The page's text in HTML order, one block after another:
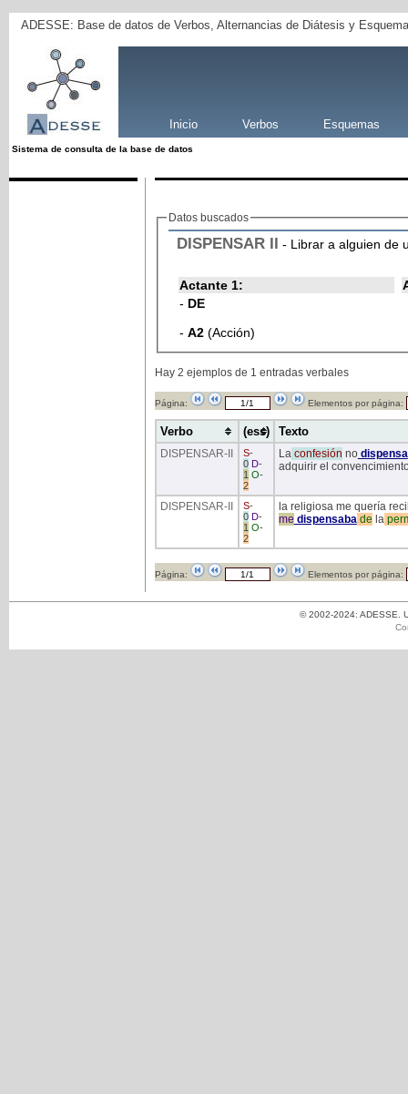
ADESSE: Base de datos de Verbos, Alternancias de Diátesis y
Inicio Verbos Esquemas
Sistema de consulta de la base de datos
Datos buscados
DISPENSAR II - Librar a alguien de
Actante 1:
- DE
- A2 (Acción)
Hay 2 ejemplos de 1 entradas verbales
Página: Elementos por página:
Verbo (ess) Texto
DISPENSAR-II S-
0 D-
1 O-
2
Laconfesión nodispensa
adquirir el
DISPENSAR-II S-
0 D-
1 O-
2
la religiosa me quería
me dispensabade la
Página: Elementos por página:
© 2002-2024: ADESSE.